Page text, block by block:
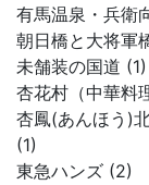
有馬温泉・兵衛
朝日橋と大将軍
未舗装の国道 (1)
杏花村（中華料
杏鳳(あんほう)
(1)
東急ハンズ (2)